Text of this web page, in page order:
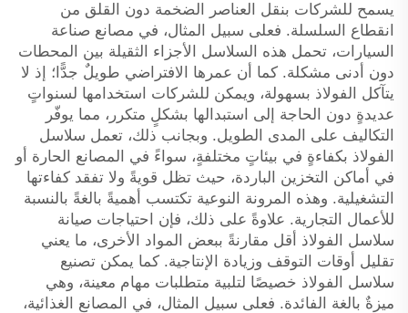
يسمح للشركات بنقل العناصر الضخمة دون القلق من
انقطاع السلسلة. فعلى سبيل المثال، في مصانع صناعة
السيارات، تحمل هذه السلاسل الأجزاء الثقيلة بين المحطات
دون أدنى مشكلة. كما أن عمرها الافتراضي طويلٌ جدًّا؛ إذ لا
يتآكل الفولاذ بسهولة، ويمكن للشركات استخدامها لسنواتٍ
عديدةٍ دون الحاجة إلى استبدالها بشكلٍ متكرر، مما يوفّر
التكاليف على المدى الطويل. وبجانب ذلك، تعمل سلاسل
الفولاذ بكفاءةٍ في بيئاتٍ مختلفةٍ، سواءً في المصانع الحارة أو
في أماكن التخزين الباردة، حيث تظل قويةً ولا تفقد كفاءتها
التشغيلية. وهذه المرونة النوعية تكتسب أهميةً بالغةً بالنسبة
للأعمال التجارية. علاوةً على ذلك، فإن احتياجات صيانة
سلاسل الفولاذ أقل مقارنةً ببعض المواد الأخرى، ما يعني
تقليل أوقات التوقف وزيادة الإنتاجية. كما يمكن تصنيع
سلاسل الفولاذ خصيصًا لتلبية متطلبات مهام معينة، وهي
ميزةٌ بالغة الفائدة. فعلى سبيل المثال، في المصانع الغذائية،